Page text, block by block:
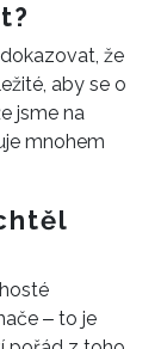
že
aby se o
jsme na
mnohem
‒ to je